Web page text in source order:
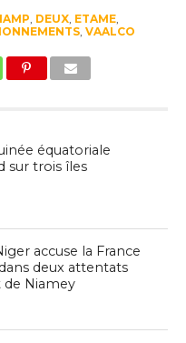
, DEUX, ETAME,
, VAALCO
équatoriale
sur trois îles
accuse la France
deux attentats
de Niamey